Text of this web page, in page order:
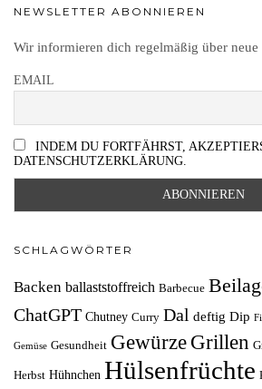
NEWSLETTER ABONNIEREN
Wir informieren dich regelmäßig über neue
EMAIL
INDEM DU FORTFÄHRST,
DATENSCHUTZERKLÄRUNG.
SCHLAGWÖRTER
Backen ballaststoffreich Barbecue
ChatGPT Chutney Curry Dal deftig Dip
Gemüse Gesundheit Gewürze Grillen
Herbst Hühnchen Hülsenfrüchte